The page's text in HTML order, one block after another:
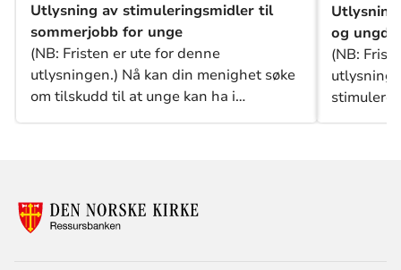
Utlysning av stimuleringsmidler til
sommerjobb for unge
(NB: Fristen er ute for denne
utlysningen.) Nå kan din menighet søke
om tilskudd til at unge kan ha i
sommerjobb knyttet til menighetens
og
(NB:
stimulere
i flere og